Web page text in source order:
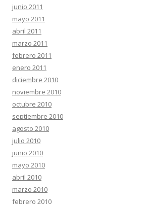
junio 2011
mayo 2011
abril 2011
marzo 2011
febrero 2011
enero 2011
diciembre 2010
noviembre 2010
octubre 2010
septiembre 2010
agosto 2010
julio 2010
junio 2010
mayo 2010
abril 2010
marzo 2010
febrero 2010